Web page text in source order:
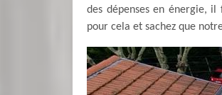
des dépenses en énergie,
pour cela et sachez que